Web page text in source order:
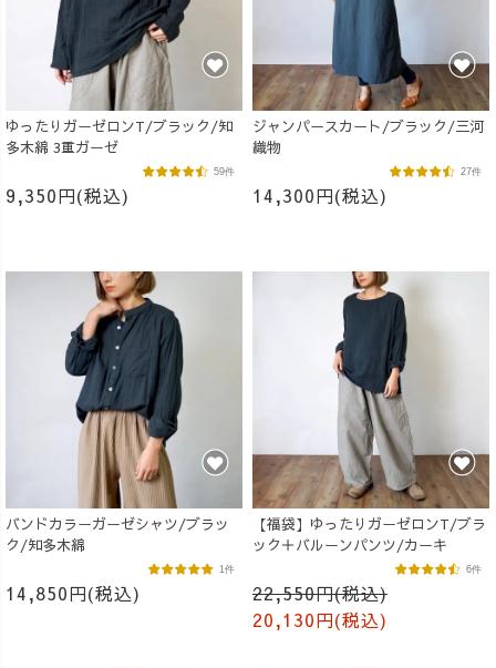
ゆったりガーゼロンT/ブラック/知
多木綿 3重ガーゼ
9,350円(税込)
59件
ジャンパースカート/ブラック/三河
織物
14,300円(税込)
27件
バンドカラーガーゼシャツ/ブラッ
ク/知多木綿
14,850円(税込)
1件
【福袋】ゆったりガーゼロンT/ブラ
ック＋バルーンパンツ/カーキ
22,550円(税込)
20,130円(税込)
6件